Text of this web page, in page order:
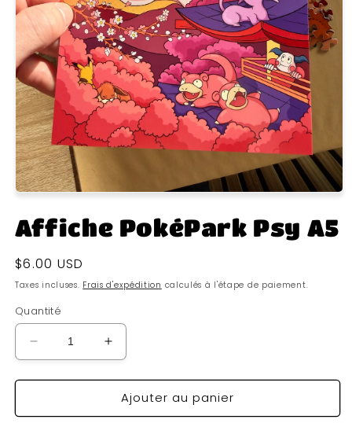
Affiche PokéPark Psy A5
Prix
habituel
$6.00 USD
Taxes incluses. Frais d'expédition calculés à l'étape de paiement.
Quantité
Réduire
la
quantité
Affiche
Augmenter
la
quantité
de
Affiche
Ajouter au panier